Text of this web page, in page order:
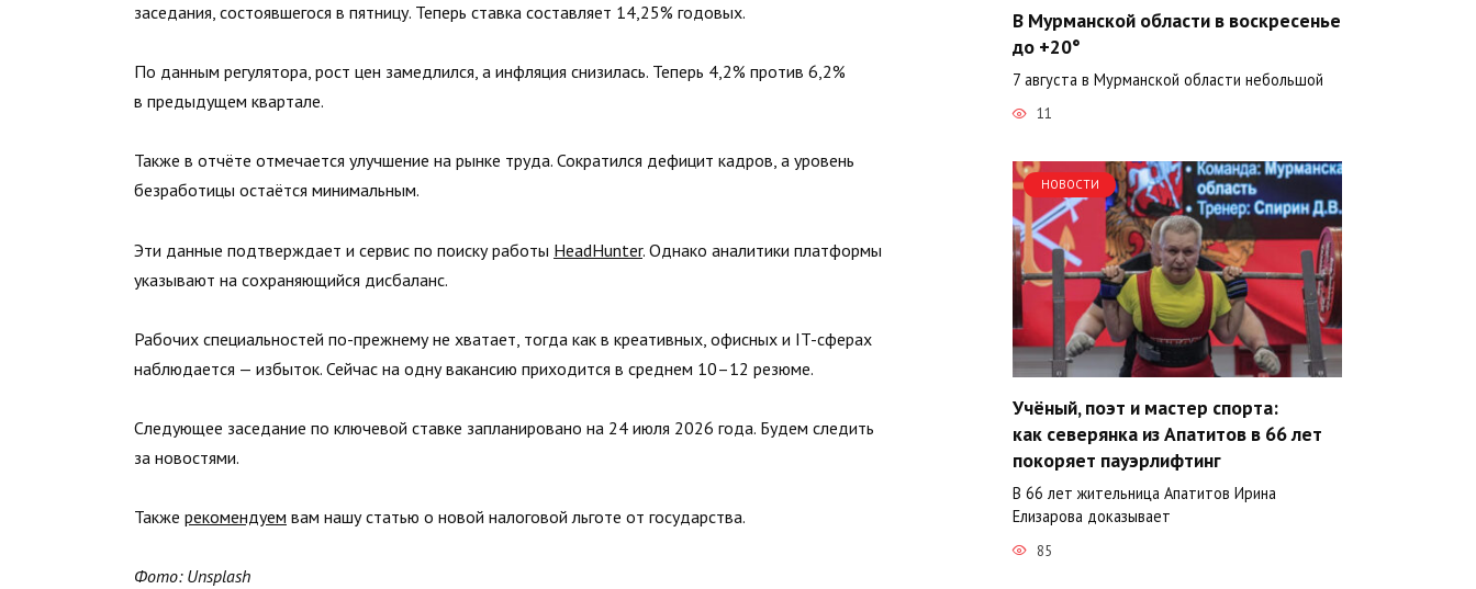
заседания, состоявшегося в пятницу. Теперь ставка составляет 14,25% годовых.
По данным регулятора, рост цен замедлился, а инфляция снизилась. Теперь 4,2% против 6,2%
в предыдущем квартале.
Также в отчёте отмечается улучшение на рынке труда. Сократился дефицит кадров, а уровень
безработицы остаётся минимальным.
Эти данные подтверждает и сервис по поиску работы HeadHunter. Однако аналитики платформы
указывают на сохраняющийся дисбаланс.
Рабочих специальностей по-прежнему не хватает, тогда как в креативных, офисных и IT-сферах
наблюдается — избыток. Сейчас на одну вакансию приходится в среднем 10–12 резюме.
Следующее заседание по ключевой ставке запланировано на 24 июля 2026 года. Будем следить
за новостями.
Также рекомендуем вам нашу статью о новой налоговой льготе от государства.
Фото: Unsplash
В Мурманской области в воскресенье
до +20°
7 августа в Мурманской области небольшой
11
НОВОСТИ
Учёный, поэт и мастер спорта:
как северянка из Апатитов в 66 лет
покоряет пауэрлифтинг
В 66 лет жительница Апатитов Ирина
Елизарова доказывает
85